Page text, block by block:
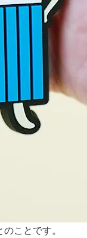
ことです。